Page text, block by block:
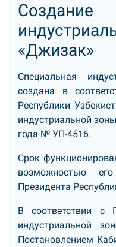
«Джизак»
Специальная
создана в
Республики
индустриальной
года № УП-4516.
Срок
возможностью
Президента
В соответствии с
индустриальной
Постановлением